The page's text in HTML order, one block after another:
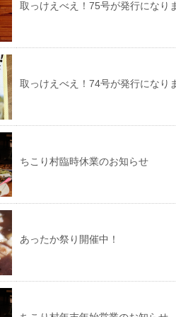
取っけえべえ！75号が発行になり
取っけえべえ！74号が発行になり
ちこり村臨時休業のお知らせ
あったか祭り開催中！